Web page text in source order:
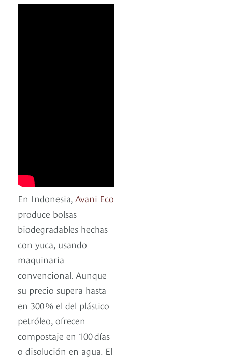
En Indonesia, Avani Eco
produce bolsas
biodegradables hechas
con yuca, usando
maquinaria
convencional. Aunque
su precio supera hasta
en 300 % el del plástico
petróleo, ofrecen
compostaje en 100 días
o disolución en agua. El